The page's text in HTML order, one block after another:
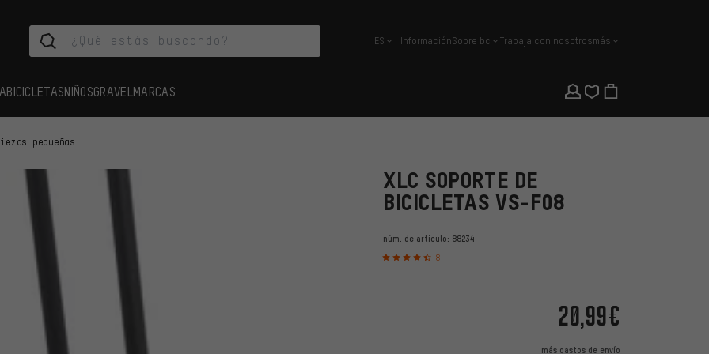
español
ES InformaciónSobre bc Trabaja con nosotrosmás
BICICLETASNIÑOSGRAVEL MARCAS
pequeñas
XLC SOPORTE DE
BICICLETAS VS-F08
núm. de artículo: 88234
8
20,99€
más gastos de envío